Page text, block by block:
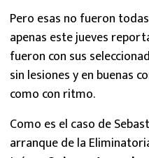
Pero esas no fueron
apenas este jueves
fueron con sus
sin lesiones y en buenas
como con ritmo.
Como es el caso de
arranque de la